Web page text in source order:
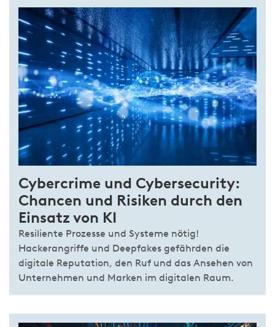
Cybercrime und Cybersecurity:
Chancen und Risiken durch den
Einsatz von KI
Resiliente Prozesse und Systeme nötig!
Hackerangriffe und Deepfakes gefährden die
digitale Reputation, den Ruf und das Ansehen von
Unternehmen und Marken im digitalen Raum.